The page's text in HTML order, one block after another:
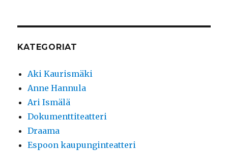
KATEGORIAT
Aki Kaurismäki
Anne Hannula
Ari Ismälä
Dokumenttiteatteri
Draama
Espoon kaupunginteatteri